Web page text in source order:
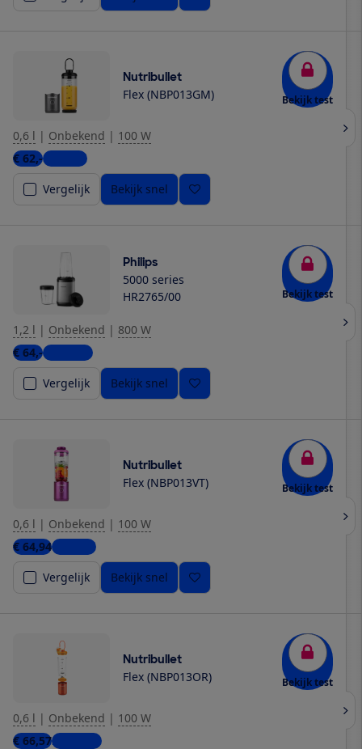
Nutribullet
Flex (NBP013GM) Bekijk test
0,6 l | Onbekend | 100 W
€ 62,-1 winkel
Vergelijk
Bekijk snel
Philips
5000 series
HR2765/00
Bekijk test
1,2 l | Onbekend | 800 W
€ 64,-4 winkels
Vergelijk
Bekijk snel
Nutribullet
Flex (NBP013VT) Bekijk test
0,6 l | Onbekend | 100 W
€ 64,941 winkel
Vergelijk
Bekijk snel
Nutribullet
Flex (NBP013OR) Bekijk test
0,6 l | Onbekend | 100 W
€ 66,572 winkels